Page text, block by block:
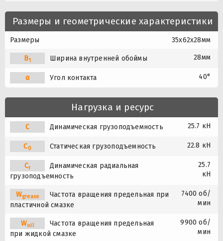
Размеры и геометрические характеристики
Размеры 35x62x28мм
B1 Ширина внутренней обоймы 28мм
α Угол контакта 40°
Нагрузка и ресурс
C Динамическая грузоподъемность 25.7 кН
C0 Статическая грузоподъемность 22.8 кН
Cr
Динамическая радиальная
грузоподъемность
25.7
кН
Wgrease
Частота вращения предельная при
пластичной смазке
7400 об/
мин
Woil
Частота вращения предельная
при жидкой смазке
9900 об/
мин